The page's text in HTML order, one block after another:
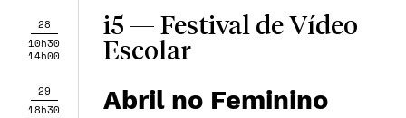
28
10h30
14h00
i5 — Festival de Vídeo
Escolar
29
18h30
Abril no Feminino